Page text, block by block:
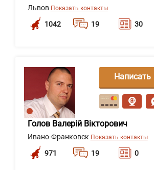
Львов Показать контакты
1042 19 30
Голов Валерій Вікторович
Ивано-Франковск Показать контакты
971 19 0
Написать
сообщение